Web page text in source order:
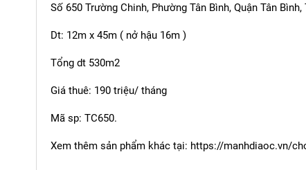
Số 650 Trường Chinh, Phường Tân Bình, Quận Tân Bình,
Dt: 12m x 45m ( nở hậu 16m )
Tổng dt 530m2
Giá thuê: 190 triệu/ tháng
Mã sp: TC650.
Xem thêm sản phẩm khác tại: https://manhdiaoc.vn/